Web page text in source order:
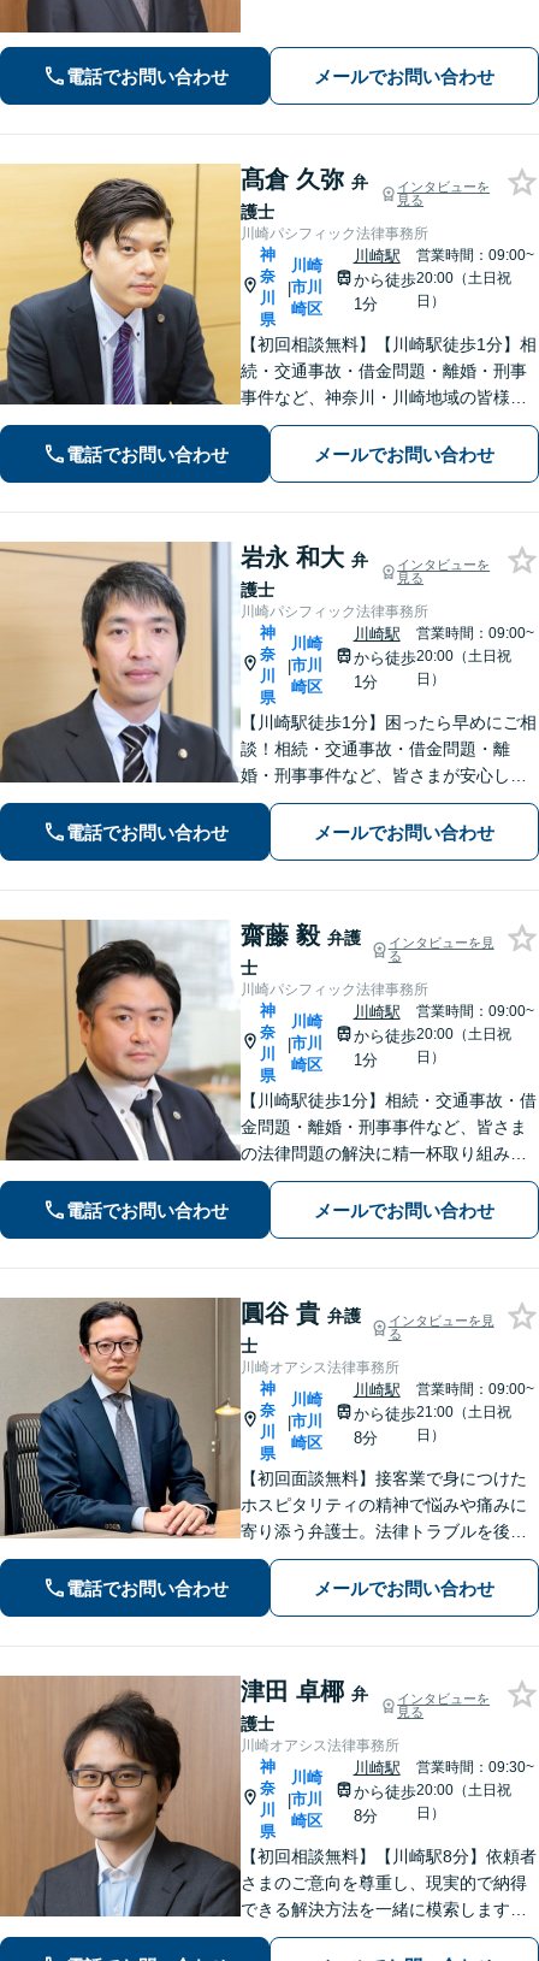
脚」の姿勢で解決まで伴走いたします
ので安心してお任せください。【WEB
電話でお問い合わせ メールでお問い合わせ
髙倉 久弥 弁
護士
インタビューを
見る
川崎パシフィック法律事務所
神
奈
川
県
|
川崎
市川
崎区
川崎駅
から徒歩
1分
営業時間：09:00~
20:00（土日祝
日）
【初回相談無料】【川崎駅徒歩1分】相
続・交通事故・借金問題・離婚・刑事
事件など、神奈川・川崎地域の皆様の
法律問題を解決すべく、親身になって
取り組みます。クチコミ・リピーター
の方も多数。お気軽にお問い合わせ下
電話でお問い合わせ メールでお問い合わせ
岩永 和大 弁
護士
インタビューを
見る
川崎パシフィック法律事務所
神
奈
川
県
|
川崎
市川
崎区
川崎駅
から徒歩
1分
営業時間：09:00~
20:00（土日祝
日）
【川崎駅徒歩1分】困ったら早めにご相
談！相続・交通事故・借金問題・離
婚・刑事事件など、皆さまが安心して
暮らせるように問題解決に尽力しま
す。【地元密着】クチコミ・リピータ
ーの方も多数。「こんなことで」と思
電話でお問い合わせ メールでお問い合わせ
齋藤 毅 弁護
士
インタビューを見
る
川崎パシフィック法律事務所
神
奈
川
県
|
川崎
市川
崎区
川崎駅
から徒歩
1分
営業時間：09:00~
20:00（土日祝
日）
【川崎駅徒歩1分】相続・交通事故・借
金問題・離婚・刑事事件など、皆さま
の法律問題の解決に精一杯取り組みま
す。持ち前のバイタリティとフットワ
ークの軽さに自信あり。費用の負担を
最小限にするよう努めています。【地
電話でお問い合わせ メールでお問い合わせ
圓谷 貴 弁護
士
インタビューを見
る
川崎オアシス法律事務所
神
奈
川
県
|
川崎
市川
崎区
川崎駅
から徒歩
8分
営業時間：09:00~
21:00（土日祝
日）
【初回面談無料】接客業で身につけた
ホスピタリティの精神で悩みや痛みに
寄り添う弁護士。法律トラブルを後ろ
めたく思う必要はありません！【離婚
／借金／相続など】人生の困難を取り
除くことをお助けします。【初回面談
電話でお問い合わせ メールでお問い合わせ
津田 卓椰 弁
護士
インタビューを
見る
川崎オアシス法律事務所
神
奈
川
県
|
川崎
市川
崎区
川崎駅
から徒歩
8分
営業時間：09:30~
20:00（土日祝
日）
【初回相談無料】【川崎駅8分】依頼者
さまのご意向を尊重し、現実的で納得
できる解決方法を一緒に模索します
【離婚問題】調停・訴訟対応に豊富な